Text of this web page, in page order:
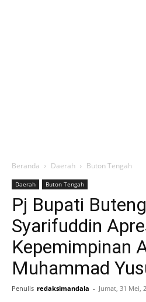
Beranda Daerah Buton Tengah
Daerah Buton Tengah
Pj Bupati
Syarifuddin
Kepemimpinan
Muhammad
Penulis redaksimandala - Jumat, 31 Mei,